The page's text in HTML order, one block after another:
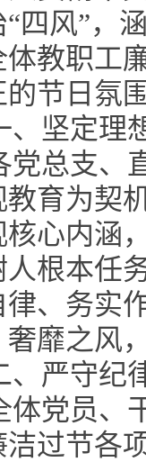
“四风”，
体教职工
的节日氛
、坚定理
党总支、
教育为契
核心内涵
人根本任
律、务实
奢靡之风
、严守纪
体党员、
洁过节各